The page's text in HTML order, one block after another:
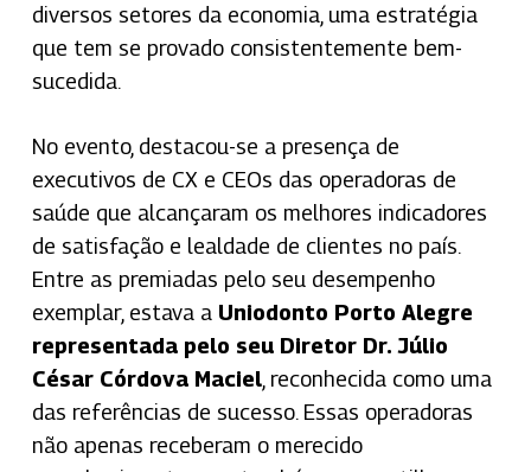
diversos setores da economia, uma estratégia
que tem se provado consistentemente bem-
sucedida.
No evento, destacou-se a presença de
executivos de CX e CEOs das operadoras de
saúde que alcançaram os melhores indicadores
de satisfação e lealdade de clientes no país.
Entre as premiadas pelo seu desempenho
exemplar, estava a Uniodonto Porto Alegre
representada pelo seu Diretor Dr. Júlio
César Córdova Maciel, reconhecida como uma
das referências de sucesso. Essas operadoras
não apenas receberam o merecido